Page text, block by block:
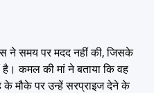
ने समय पर मदद नहीं की, जिसके
कमल की मां ने बताया कि वह
के मौके पर उन्हें सरप्राइज देने के